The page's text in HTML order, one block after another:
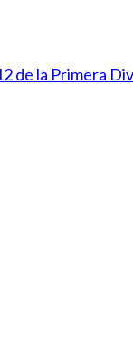
de la Primera